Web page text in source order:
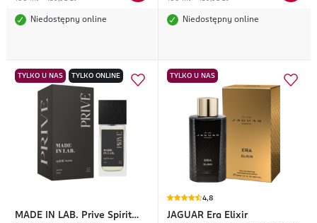
Niedostępny online Niedostępny online
TYLKO U NAS TYLKO ONLINE
MADE IN LAB. Prive Spirit
TYLKO U NAS
4,8
JAGUAR Era Elixir